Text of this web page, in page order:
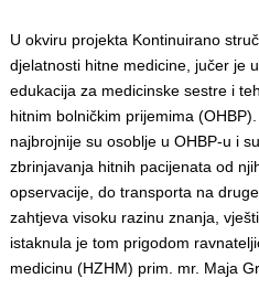
U okviru projekta Kontinuirano
djelatnosti hitne medicine, jučer je
edukacija za medicinske sestre i
hitnim bolničkim prijemima
najbrojnije su osoblje u OHBP-u i
zbrinjavanja hitnih pacijenata od
opservacije, do transporta na
zahtjeva visoku razinu znanja,
istaknula je tom prigodom
medicinu (HZHM) prim. mr. Maja